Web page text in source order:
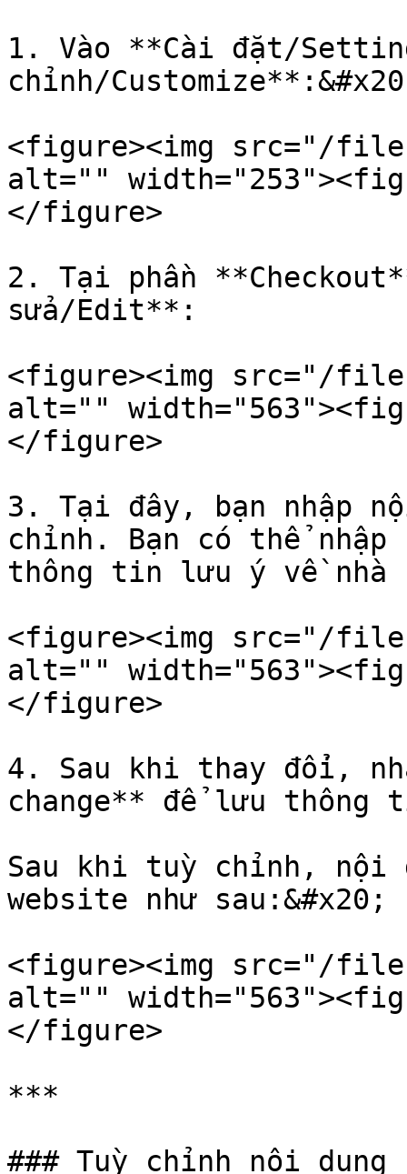
1. Vào **Cài đặt/
chỉnh/
<figure><img src="/
alt=""
</figure>
2. Tại phần
sửa/Edit**:
<figure><img src="/files/
alt=""
</figure>
3. Tại đây, bạn nhập
chỉnh. Bạn có thể
thông tin lưu ý về nhà
<figure><img src="/files/
alt=""
</figure>
4. Sau khi thay đổi,
change** để lưu thông
Sau khi tuỳ chỉnh, nội
website như sau:&#x20;
<figure><img src="/files/
alt=""
</figure>
***
### Tuỳ chỉnh nội dung